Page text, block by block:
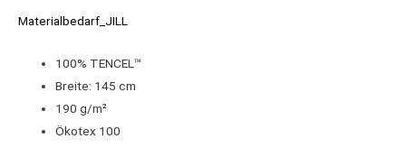
Materialbedarf_JILL
100% TENCEL™
Breite: 145 cm
190 g/m²
Ökotex 100